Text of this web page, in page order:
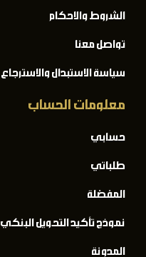
الشروط والاحكام
تواصل معنا
سياسة الاستبدال والاسترجاع
معلومات الحساب
حسابي
طلباتي
المفضلة
نموذج تأكيد التحويل البنكي
المدونة